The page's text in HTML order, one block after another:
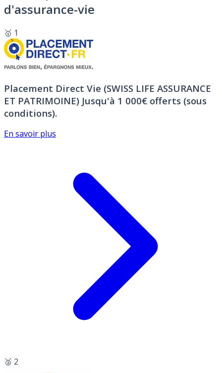
d'assurance-vie
🥇 1
Placement Direct Vie (SWISS LIFE ASSURANCE
ET PATRIMOINE) Jusqu'à 1 000€ offerts (sous
conditions).
En savoir plus
🥈 2